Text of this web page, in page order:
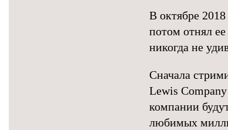
В октябре
потом отнял
никогда не
Сначала
Lewis
компании
любимых